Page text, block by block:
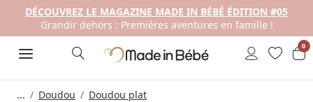
DÉCOUVREZ LE MAGAZINE MADE IN BÉBÉ ÉDITION #05
Grandir dehors : Premières aventures en famille !
0
... Doudou Doudou plat